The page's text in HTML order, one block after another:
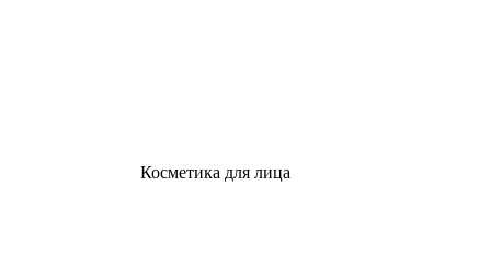
Косметика для лица